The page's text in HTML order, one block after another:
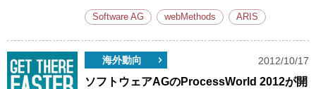
Software AG webMethods ARIS
海外動向 2012/10/17
ソフトウェアAGのProcessWorld 2012が開